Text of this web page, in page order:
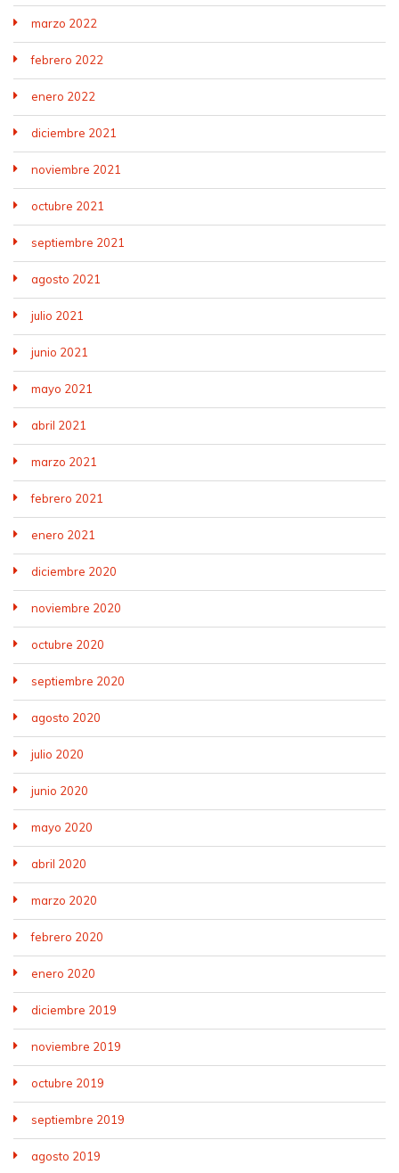
marzo 2022
febrero 2022
enero 2022
diciembre 2021
noviembre 2021
octubre 2021
septiembre 2021
agosto 2021
julio 2021
junio 2021
mayo 2021
abril 2021
marzo 2021
febrero 2021
enero 2021
diciembre 2020
noviembre 2020
octubre 2020
septiembre 2020
agosto 2020
julio 2020
junio 2020
mayo 2020
abril 2020
marzo 2020
febrero 2020
enero 2020
diciembre 2019
noviembre 2019
octubre 2019
septiembre 2019
agosto 2019